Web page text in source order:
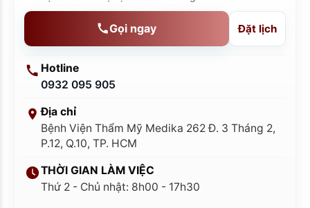
Gọi ngay Đặt lịch
Hotline
0932 095 905
Địa chỉ
Bệnh Viện Thẩm Mỹ Medika 262 Đ. 3 Tháng 2,
P.12, Q.10, TP. HCM
THỜI GIAN LÀM VIỆC
Thứ 2 - Chủ nhật: 8h00 - 17h30